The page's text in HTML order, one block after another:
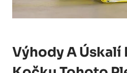
Výhody A Úskalí